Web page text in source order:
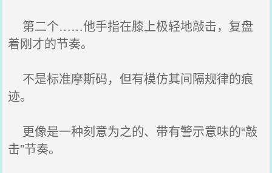
第二个……他手指在膝上极轻地敲击，复盘
着刚才的节奏。
不是标准摩斯码，但有模仿其间隔规律的痕
迹。
更像是一种刻意为之的、带有警示意味的“敲
击”节奏。